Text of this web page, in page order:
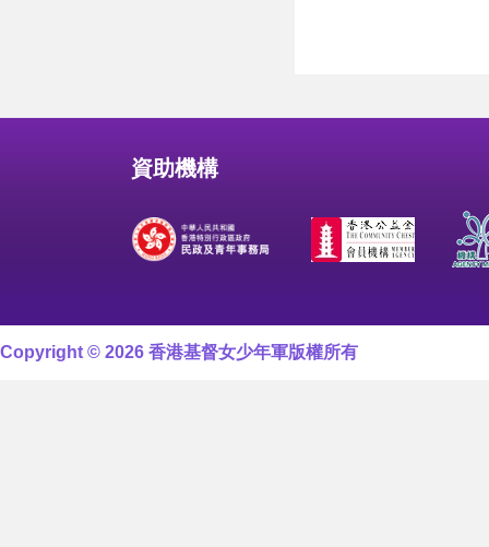
資助機構
Copyright © 2026 香港基督女少年軍版權所有